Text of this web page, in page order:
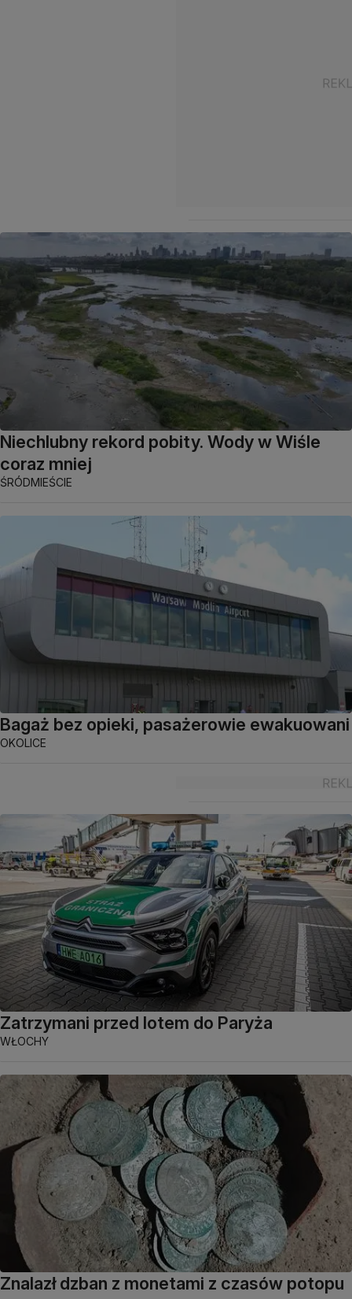
Niechlubny rekord pobity. Wody w Wiśle
coraz mniej
ŚRÓDMIEŚCIE
Bagaż bez opieki, pasażerowie ewakuowani
OKOLICE
Zatrzymani przed lotem do Paryża
WŁOCHY
Znalazł dzban z monetami z czasów potopu